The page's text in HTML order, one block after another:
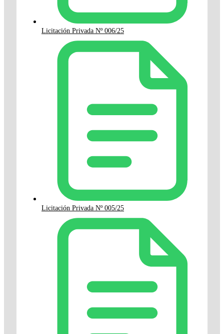
Licitación Privada Nº 006/25
Licitación Privada Nº 005/25